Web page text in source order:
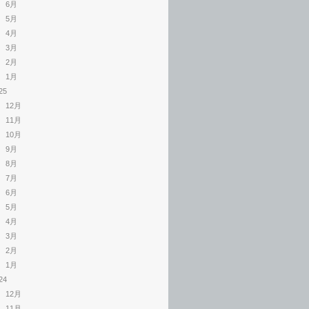
6月
5月
4月
3月
2月
1月
12月
11月
10月
9月
8月
7月
6月
5月
4月
3月
2月
1月
12月